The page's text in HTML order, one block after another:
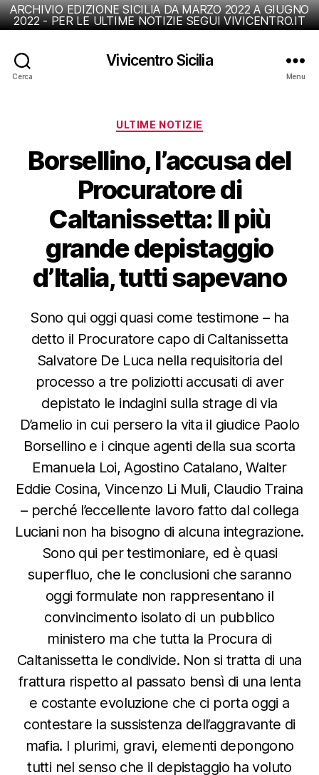
ARCHIVIO EDIZIONE SICILIA DA MARZO 2022 A GIUGNO
2022 - PER LE ULTIME NOTIZIE SEGUI VIVICENTRO.IT
Cerca
Vivicentro Sicilia
Menu
Categorie
ULTIME NOTIZIE
Borsellino, l’accusa del
Procuratore di
Caltanissetta: Il più
grande depistaggio
d’Italia, tutti sapevano
Sono qui oggi quasi come testimone – ha
detto il Procuratore capo di Caltanissetta
Salvatore De Luca nella requisitoria del
processo a tre poliziotti accusati di aver
depistato le indagini sulla strage di via
D’amelio in cui persero la vita il giudice Paolo
Borsellino e i cinque agenti della sua scorta
Emanuela Loi, Agostino Catalano, Walter
Eddie Cosina, Vincenzo Li Muli, Claudio Traina
– perché l’eccellente lavoro fatto dal collega
Luciani non ha bisogno di alcuna integrazione.
Sono qui per testimoniare, ed è quasi
superfluo, che le conclusioni che saranno
oggi formulate non rappresentano il
convincimento isolato di un pubblico
ministero ma che tutta la Procura di
Caltanissetta le condivide. Non si tratta di una
frattura rispetto al passato bensì di una lenta
e costante evoluzione che ci porta oggi a
contestare la sussistenza dell’aggravante di
mafia. I plurimi, gravi, elementi depongono
tutti nel senso che il depistaggio ha voluto